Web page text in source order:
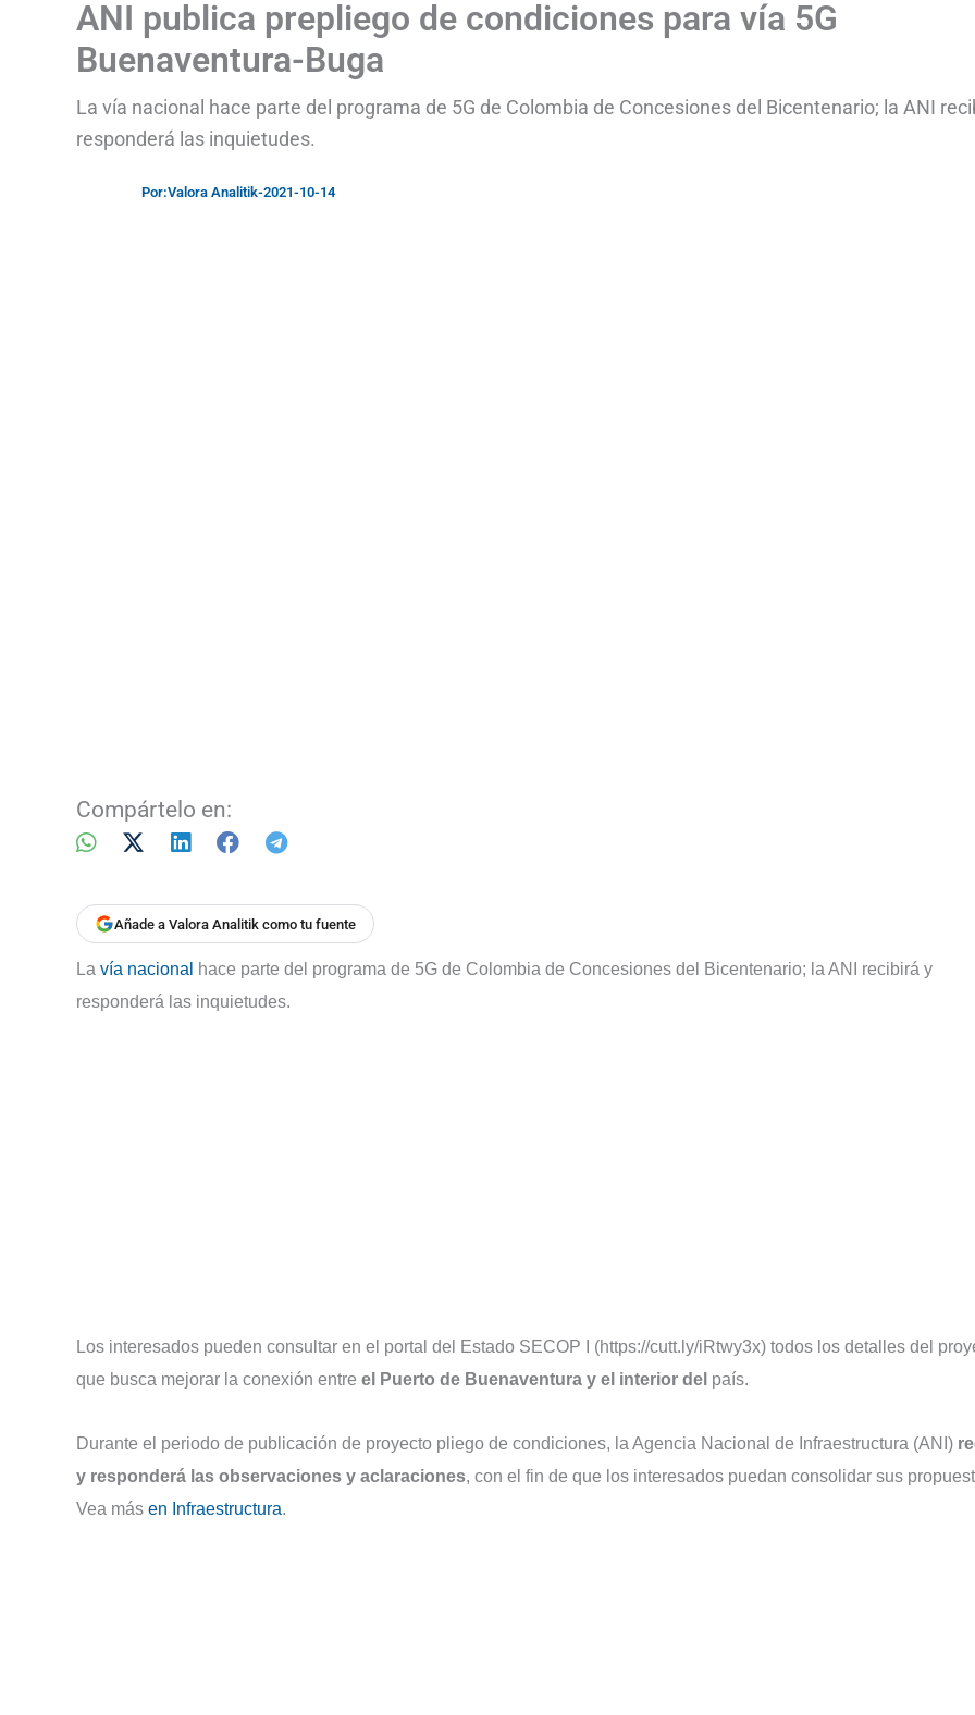
ANI publica prepliego de condiciones para vía 5G
Buenaventura-Buga
La vía nacional hace parte del programa de 5G de Colombia de Concesiones del Bicentenario; la ANI
responderá las inquietudes.
Por:Valora Analitik-2021-10-14
Compártelo en:
Añade a Valora Analitik como tu fuente
La vía nacional hace parte del programa de 5G de Colombia de Concesiones del Bicentenario; la ANI recibirá y
responderá las inquietudes.
Los interesados pueden consultar en el portal del Estado SECOP I (https://cutt.ly/iRtwy3x) todos los detalles del
que busca mejorar la conexión entre el Puerto de Buenaventura y el interior del país.
Durante el periodo de publicación de proyecto pliego de condiciones, la Agencia Nacional de Infraestructura (ANI)
y responderá las observaciones y aclaraciones, con el fin de que los interesados puedan consolidar sus
Vea más en Infraestructura.